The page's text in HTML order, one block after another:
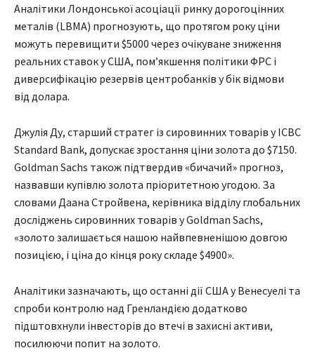
Аналітики Лондонської асоціації ринку дорогоцінних
металів (LBMA) прогнозують, що протягом року ціни
можуть перевищити $5000 через очікуване зниження
реальних ставок у США, пом’якшення політики ФРС і
диверсифікацію резервів центробанків у бік відмови
від долара.
Джулія Ду, старший стратег із сировинних товарів у ICBC
Standard Bank, допускає зростання ціни золота до $7150.
Goldman Sachs також підтвердив «бичачий» прогноз,
назвавши купівлю золота пріоритетною угодою. За
словами Даана Стройвена, керівника відділу глобальних
досліджень сировинних товарів у Goldman Sachs,
«золото залишається нашою найвпевненішою довгою
позицією, і ціна до кінця року складе $4900».
Аналітики зазначають, що останні дії США у Венесуелі та
спроби контролю над Гренландією додатково
підштовхнули інвесторів до втечі в захисні активи,
посилюючи попит на золото.